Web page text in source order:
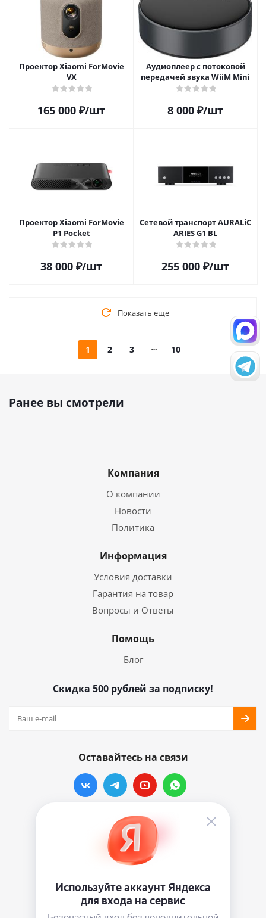
Проектор Xiaomi ForMovie
VX
165 000 ₽/шт
Аудиоплеер с потоковой
передачей звука WiiM Mini
8 000 ₽/шт
Проектор Xiaomi ForMovie
P1 Pocket
38 000 ₽/шт
Сетевой транспорт AURALiC
ARIES G1 BL
255 000 ₽/шт
Показать еще
1 2 3 10
Ранее вы смотрели
Компания
О компании
Новости
Политика
Информация
Условия доставки
Гарантия на товар
Вопросы и Ответы
Помощь
Блог
Скидка 500 рублей за подписку!
Оставайтесь на связи
Наши контакты
info@vinylmarkt.ru